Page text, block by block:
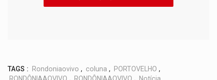
TAGS : Rondoniaovivo , coluna , PORTOVELHO ,
RONDÔNIAAOVIVO , RONDÔNIAAOVIVO , Notícia